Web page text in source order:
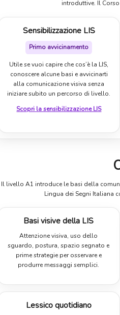
introduttive. Il
Sensibilizzazione LIS
Primo avvicinamento
Utile se vuoi capire che cos’è la LIS,
conoscere alcune basi e avvicinarti
alla comunicazione visiva senza
iniziare subito un percorso di livello.
Scopri la sensibilizzazione LIS
Il livello A1 introduce le basi della
Lingua dei Segni Italiana
Basi visive della LIS
Attenzione visiva, uso dello
sguardo, postura, spazio segnato e
prime strategie per osservare e
produrre messaggi semplici.
Lessico quotidiano